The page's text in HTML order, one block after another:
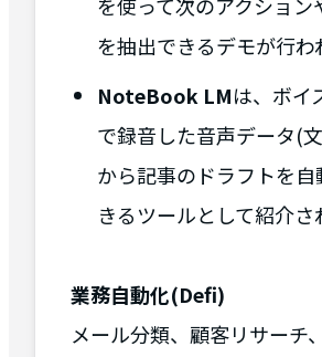
を抽出できるデモが行わ
NoteBook LMは、ボイ
で録音した音声データ(
から記事のドラフトを
きるツールとして紹介さ
業務自動化(Defi)
メール分類、顧客リサーチ